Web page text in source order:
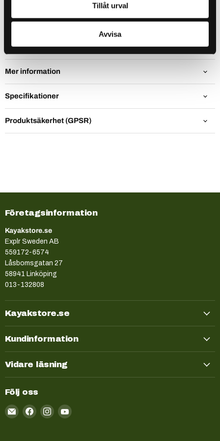
Tillåt urval
Avvisa
Tiger levererar visuellt kaos och starka vibrationer, en
behöver maximal uppmärksamhet.
Mer information
Specifikationer
Produktsäkerhet (GPSR)
Företagsinformation
Kayakstore.se
Explr Sweden AB
559172-6574
Låsbomsgatan 27
58941 Linköping
013-132808
Kayakstore.se
Kundinformation
Vidare läsning
Följ oss
Email
Kayakstore.se